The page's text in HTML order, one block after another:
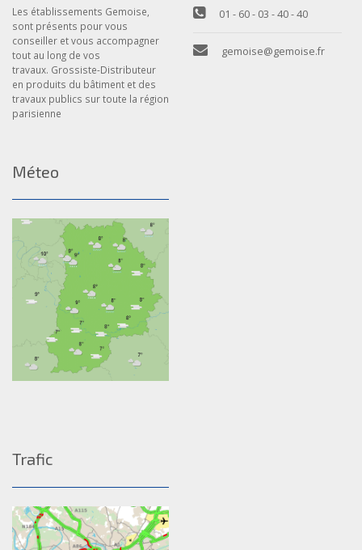
Les établissements Gemoise,
sont présents pour vous
conseiller et vous accompagner
tout au long de vos
travaux. Grossiste-Distributeur
en produits du bâtiment et des
travaux publics sur toute la région
parisienne
01 - 60 - 03 - 40 - 40
gemoise@gemoise.fr
Méteo
Trafic